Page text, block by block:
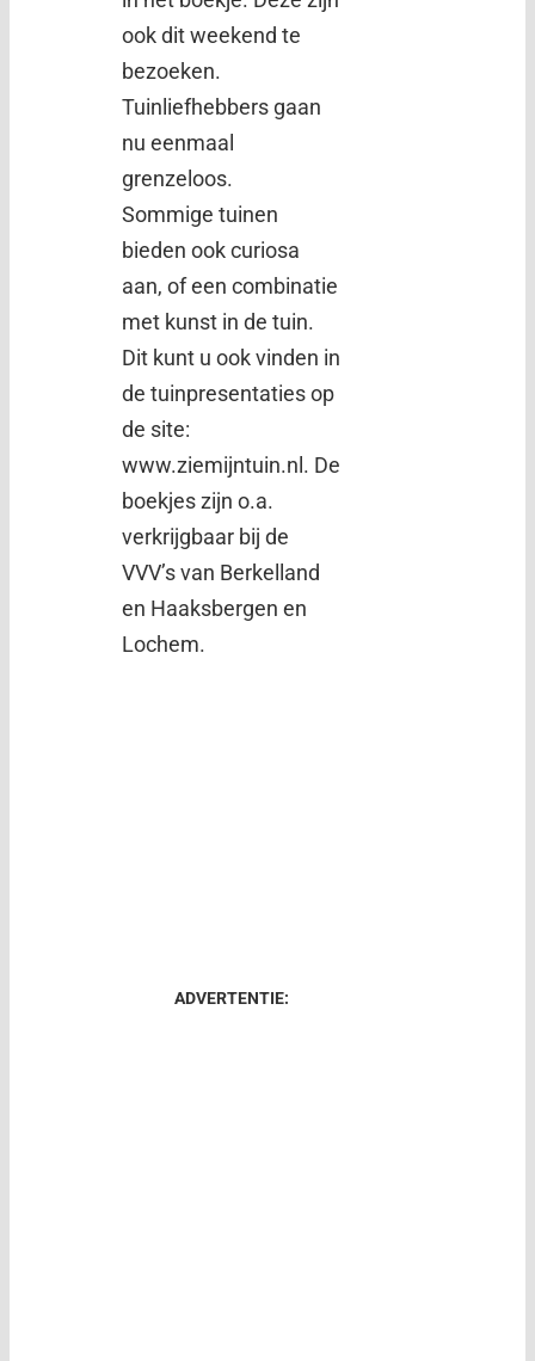
ook dit weekend te
bezoeken.
Tuinliefhebbers gaan
nu eenmaal
grenzeloos.
Sommige tuinen
bieden ook curiosa
aan, of een combinatie
met kunst in de tuin.
Dit kunt u ook vinden in
de tuinpresentaties op
de site:
www.ziemijntuin.nl. De
boekjes zijn o.a.
verkrijgbaar bij de
VVV’s van Berkelland
en Haaksbergen en
Lochem.
ADVERTENTIE: